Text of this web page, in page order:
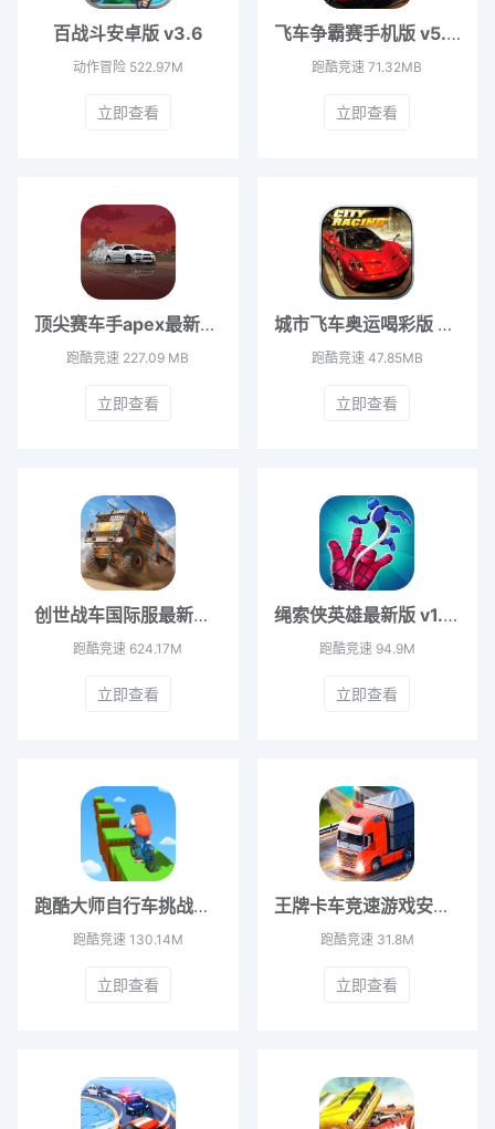
百战斗安卓版 v3.6
动作冒险522.97M
立即查看
飞车争霸赛手机版 v5.0.0
跑酷竞速 71.32MB
立即查看
顶尖赛车手apex最新版 v0.9.35
跑酷竞速 227.09 MB
立即查看
城市飞车奥运喝彩版 v6.9.8
跑酷竞速47.85MB
立即查看
创世战车国际服最新版 v1.28.1.77290
跑酷竞速 624.17M
立即查看
绳索侠英雄最新版 v1.5.4
跑酷竞速94.9M
立即查看
跑酷大师自行车挑战官方版 v1.0.3
跑酷竞速130.14M
立即查看
王牌卡车竞速游戏安卓版 v2.0
跑酷竞速31.8M
立即查看